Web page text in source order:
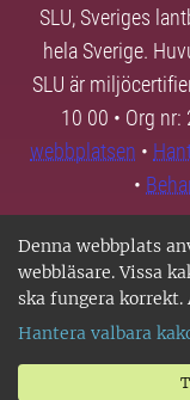
Denna webbplats
webbläsare. Vissa
ska fungera korrekt.
Hantera valbara
SLU, Sveriges
hela Sverige.
SLU är
10 00 • Org
webbplatsen •
•